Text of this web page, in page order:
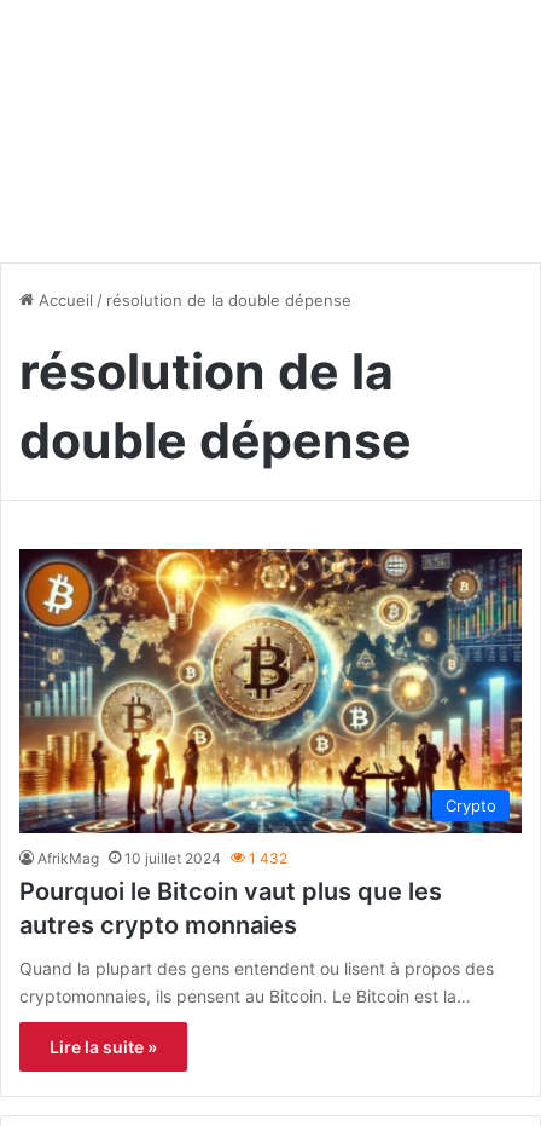
Accueil / résolution de la double dépense
résolution de la
double dépense
Crypto
AfrikMag 10 juillet 2024 1 432
Pourquoi le Bitcoin vaut plus que les
autres crypto monnaies
Quand la plupart des gens entendent ou lisent à propos des
cryptomonnaies, ils pensent au Bitcoin. Le Bitcoin est la…
Lire la suite »